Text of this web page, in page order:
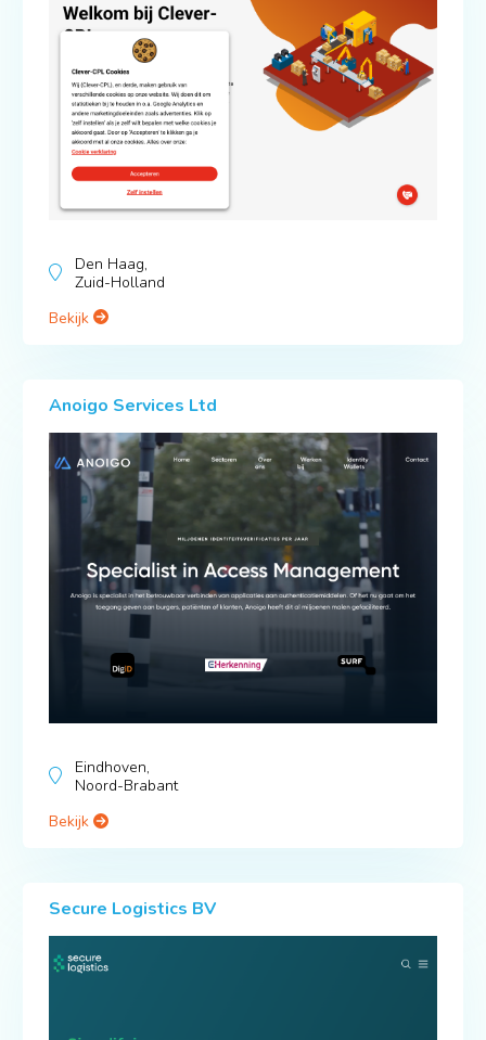
Den Haag,
Zuid-Holland
Bekijk
Anoigo Services Ltd
Eindhoven,
Noord-Brabant
Bekijk
Secure Logistics BV